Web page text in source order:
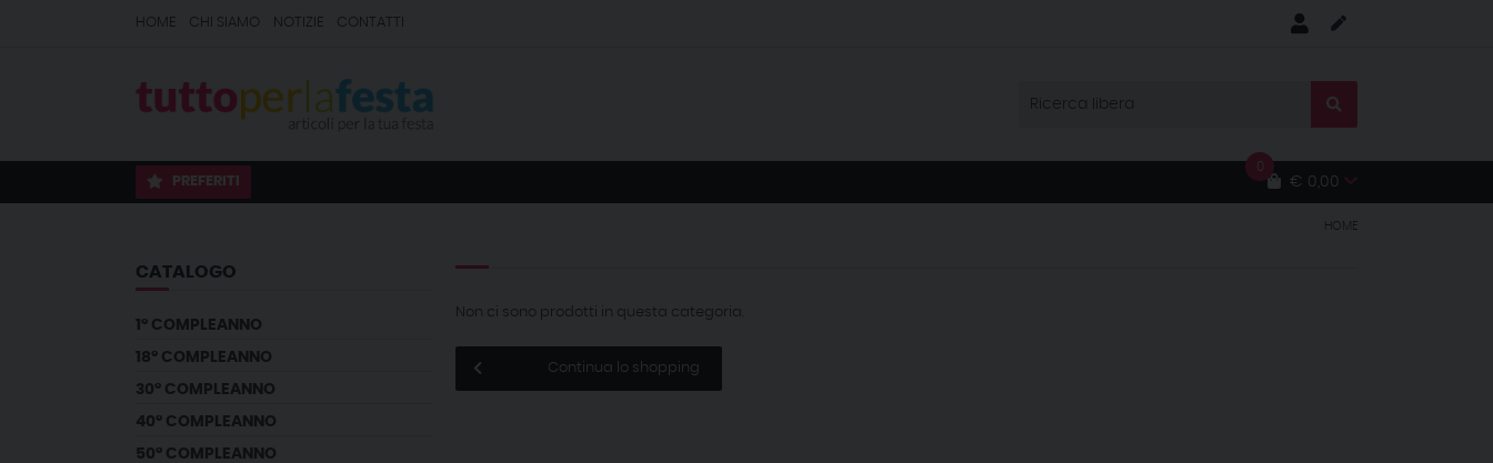
HOME CHI SIAMO NOTIZIE CONTATTI
PREFERITI
0
€ 0,00
HOME
CATALOGO
1° COMPLEANNO
18° COMPLEANNO
30° COMPLEANNO
40° COMPLEANNO
50° COMPLEANNO
Non ci sono prodotti in questa categoria.
Continua lo shopping